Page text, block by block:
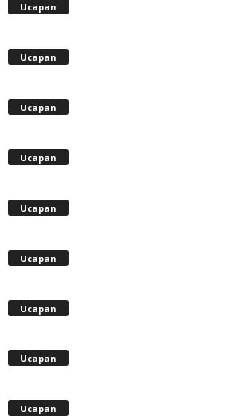
Ucapan
Ucapan
Ucapan
Ucapan
Ucapan
Ucapan
Ucapan
Ucapan
Ucapan